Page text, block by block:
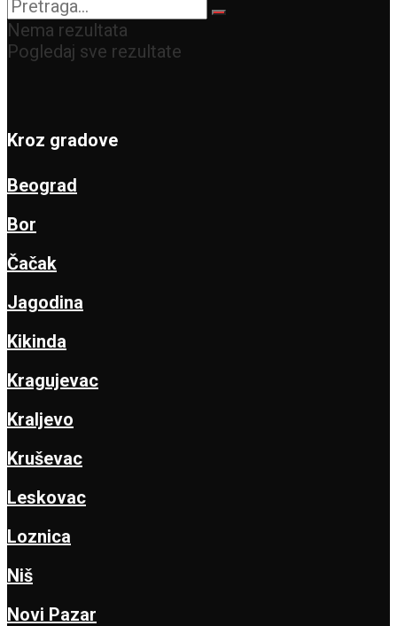
Nema rezultata
Pogledaj sve rezultate
Kroz gradove
Beograd
Bor
Čačak
Jagodina
Kikinda
Kragujevac
Kraljevo
Kruševac
Leskovac
Loznica
Niš
Novi Pazar